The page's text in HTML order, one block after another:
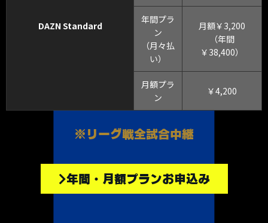
DAZN Standard
年間プラ
ン
（月々払
い）
月額￥3,200
（年間
￥38,400）
月額プラ
ン
￥4,200
※リーグ戦全試合中継
年間・月額プランお申込み